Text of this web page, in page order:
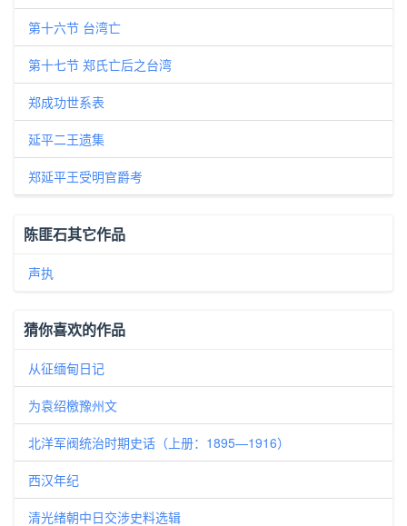
第十六节 台湾亡
第十七节 郑氏亡后之台湾
郑成功世系表
延平二王遗集
郑延平王受明官爵考
陈匪石其它作品
声执
猜你喜欢的作品
从征缅甸日记
为袁绍檄豫州文
北洋军阀统治时期史话（上册：1895—1916）
西汉年纪
清光绪朝中日交涉史料选辑